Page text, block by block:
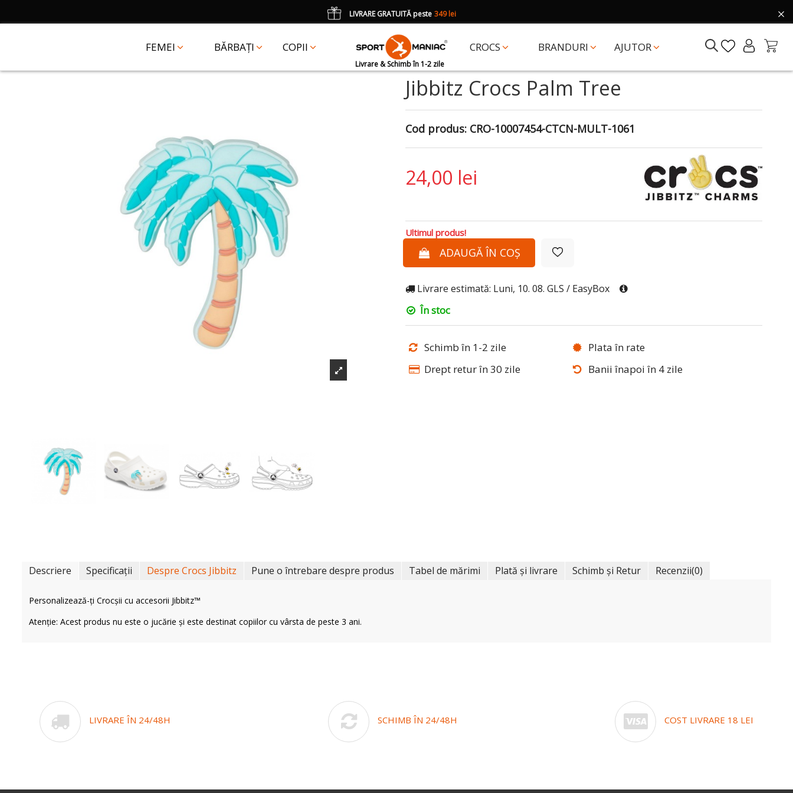
FEMEI BĂRBAȚI COPII CROCS BRANDURI AJUTOR
Livrare & Schimb în 1-2 zile
LIVRARE GRATUITĂ peste 349 lei
CADOUun accesoriu Crocs Jibbitz în val. de 25 lei cu codul: JIBBITZ
Jibbitz Crocs Palm Tree
Cod produs: CRO-10007454-CTCN-MULT-1061
24,00 lei
Ultimul produs!
ADAUGĂ ÎN COȘ
Livrare estimată: Luni, 10. 08. GLS / EasyBox
În stoc
Schimb în 1-2 zile
Plata în rate
Drept retur în 30 zile
Banii înapoi în 4 zile
Descriere Specificații Despre Crocs Jibbitz Pune o întrebare despre produs Tabel de mărimi Plată și livrare Schimb și Retur Recenzii(0)
Personalizează-ți Crocșii cu accesorii Jibbitz™
Atenție: Acest produs nu este o jucărie și este destinat copiilor cu vârsta de peste 3 ani.
LIVRARE ÎN 24/48H SCHIMB ÎN 24/48H COST LIVRARE 18 LEI